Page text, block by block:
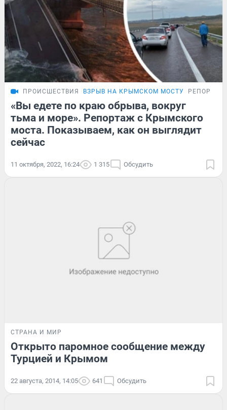
ПРОИСШЕСТВИЯ ВЗРЫВ НА КРЫМСКОМ МОСТУ РЕПОРТАЖ
«Вы едете по краю обрыва, вокруг
тьма и море». Репортаж с Крымского
моста. Показываем, как он выглядит
сейчас
11 октября, 2022, 16:24 1 315 Обсудить
СТРАНА И МИР
Открыто паромное сообщение между
Турцией и Крымом
22 августа, 2014, 14:05 641 Обсудить